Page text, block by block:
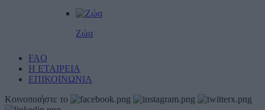
Ζώα
FAQ
Η ΕΤΑΙΡΕΙΑ
ΕΠΙΚΟΙΝΩΝΙΑ
Κοινοποιήστε το